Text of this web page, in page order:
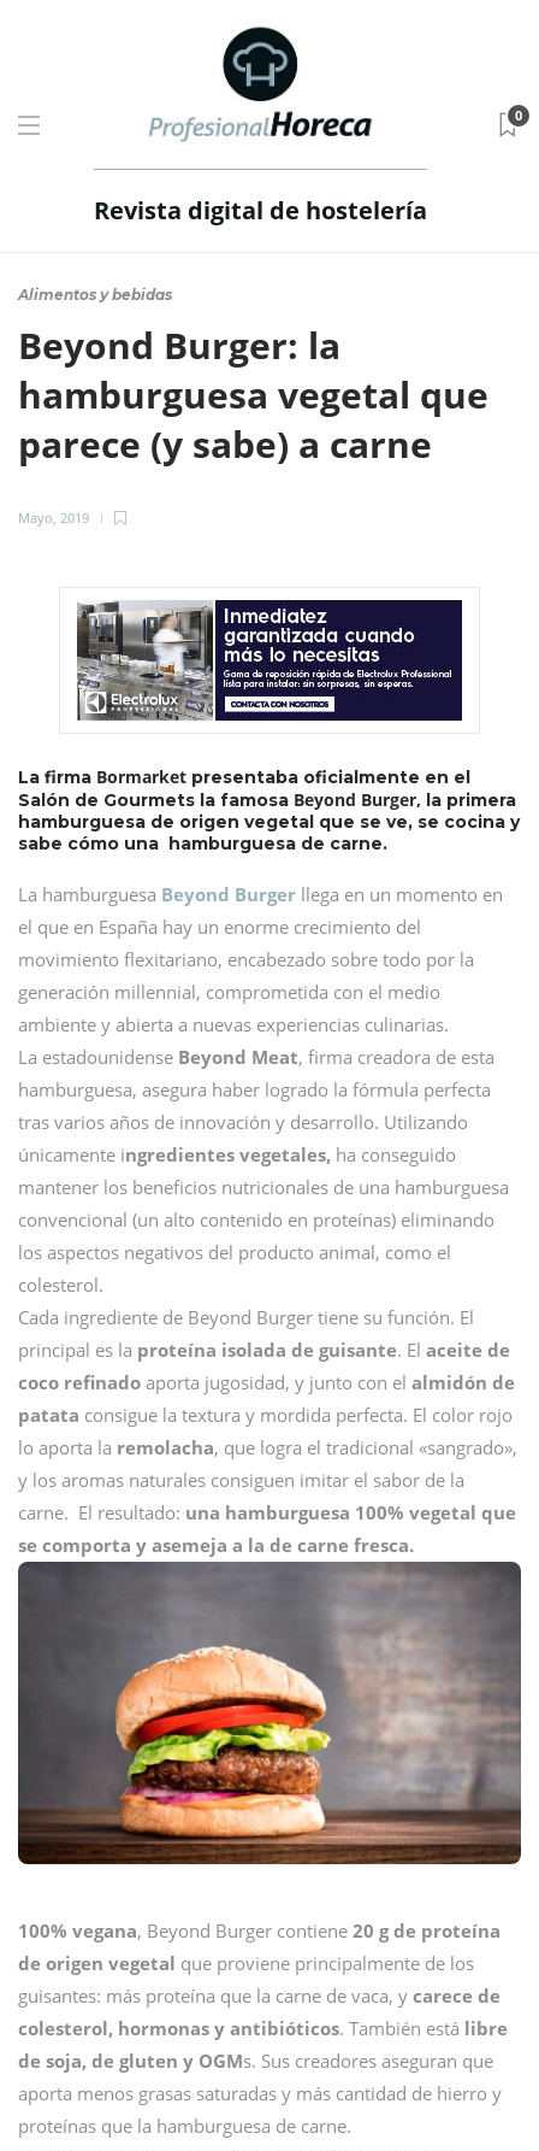
Revista digital de hostelería
0
Alimentos y bebidas
Beyond Burger: la
hamburguesa vegetal que
parece (y sabe) a carne
Mayo, 2019
La firma Bormarket presentaba oficialmente en el
Salón de Gourmets la famosa Beyond Burger, la primera
hamburguesa de origen vegetal que se ve, se cocina y
sabe cómo una hamburguesa de carne.
La hamburguesa Beyond Burger llega en un momento en
el que en España hay un enorme crecimiento del
movimiento flexitariano, encabezado sobre todo por la
generación millennial, comprometida con el medio
ambiente y abierta a nuevas experiencias culinarias.
La estadounidense Beyond Meat, firma creadora de esta
hamburguesa, asegura haber logrado la fórmula perfecta
tras varios años de innovación y desarrollo. Utilizando
únicamente ingredientes vegetales, ha conseguido
mantener los beneﬁcios nutricionales de una hamburguesa
convencional (un alto contenido en proteínas) eliminando
los aspectos negativos del producto animal, como el
colesterol.
Cada ingrediente de Beyond Burger tiene su función. El
principal es la proteína isolada de guisante. El aceite de
coco reﬁnado aporta jugosidad, y junto con el almidón de
patata consigue la textura y mordida perfecta. El color rojo
lo aporta la remolacha, que logra el tradicional «sangrado»,
y los aromas naturales consiguen imitar el sabor de la
carne. El resultado: una hamburguesa 100% vegetal que
se comporta y asemeja a la de carne fresca.
100% vegana, Beyond Burger contiene 20 g de proteína
de origen vegetal que proviene principalmente de los
guisantes: más proteína que la carne de vaca, y carece de
colesterol, hormonas y antibióticos. También está libre
de soja, de gluten y OGMs. Sus creadores aseguran que
aporta menos grasas saturadas y más cantidad de hierro y
proteínas que la hamburguesa de carne.